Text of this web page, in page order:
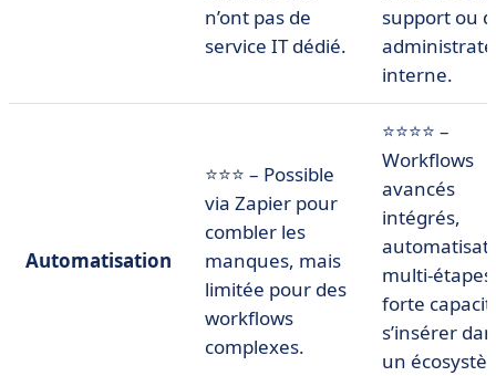
n’ont pas de
service IT dédié.
support ou
interne.
Automatisation
⭐⭐⭐ – Possible
via Zapier pour
combler les
manques, mais
limitée pour des
workflows
complexes.
⭐⭐⭐⭐ –
Workflows
avancés
intégrés,
multi-
forte
s’insérer
un